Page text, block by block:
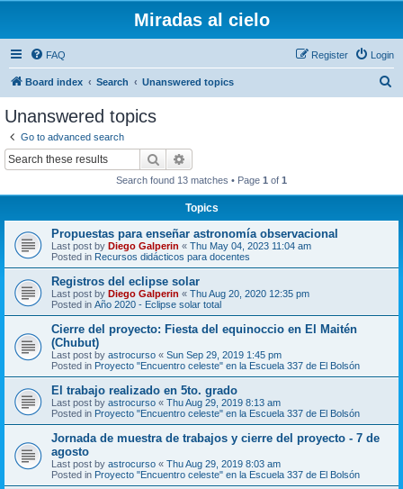
Miradas al cielo
FAQ Login
Register
Board index Search Unanswered topics
Unanswered topics
Go to advanced search
Search
Search found 13 matches • Page 1 of 1
Topics
Propuestas para enseñar astronomía observacional
Last post by Diego Galperin « Thu May 04, 2023 11:04 am
Posted in Recursos didácticos para docentes
Registros del eclipse solar
Last post by Diego Galperin « Thu Aug 20, 2020 12:35 pm
Posted in Año 2020 - Eclipse solar total
Cierre del proyecto: Fiesta del equinoccio en El Maitén
(Chubut)
Last post by astrocurso « Sun Sep 29, 2019 1:45 pm
Posted in Proyecto "Encuentro celeste" en la Escuela 337 de El Bolsón
El trabajo realizado en 5to. grado
Last post by astrocurso « Thu Aug 29, 2019 8:13 am
Posted in Proyecto "Encuentro celeste" en la Escuela 337 de El Bolsón
Jornada de muestra de trabajos y cierre del proyecto - 7 de
agosto
Last post by astrocurso « Thu Aug 29, 2019 8:03 am
Posted in Proyecto "Encuentro celeste" en la Escuela 337 de El Bolsón